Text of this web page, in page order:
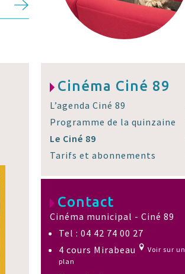
Cinéma Ciné 89
L’agenda Ciné 89
Programme de la quinzaine
Le Ciné 89
Tarifs et abonnements
Contact
Cinéma municipal - Ciné 89
Tel : 04 42 74 00 27
4 cours Mirabeau
Voir sur un
plan